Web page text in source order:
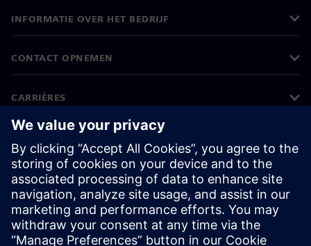
INFORMATIE OVER HET BEDRIJF
CONTACT OPNEMEN
CARRIÈRES
©Siemens 2026
Bedrijfsinformatie
Privacyverklaring